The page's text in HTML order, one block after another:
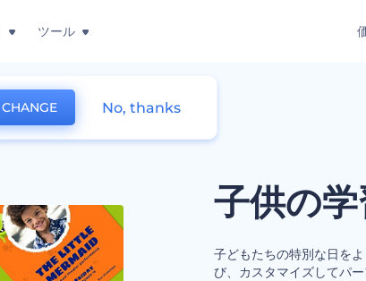
ツール
子供の
子どもたちの特別な日を
び、カスタマイズしてパ
CHANGE No, thanks